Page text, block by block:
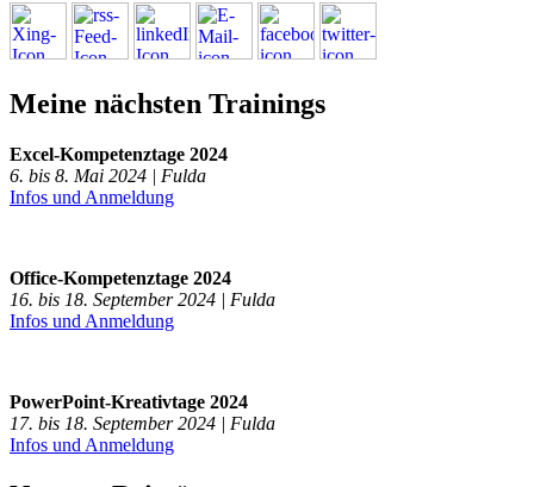
Meine nächsten Trainings
Excel-Kompetenztage 2024
6. bis 8. Mai 2024 | Fulda
Infos und Anmeldung
Office-Kompetenztage 2024
16. bis 18. September 2024 | Fulda
Infos und Anmeldung
PowerPoint-Kreativtage 2024
17. bis 18. September 2024 | Fulda
Infos und Anmeldung